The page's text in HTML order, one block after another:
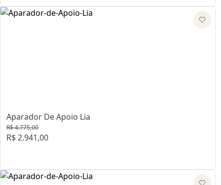
Aparador De Apoio Lia
R$ 4.775,00
R$ 2.941,00